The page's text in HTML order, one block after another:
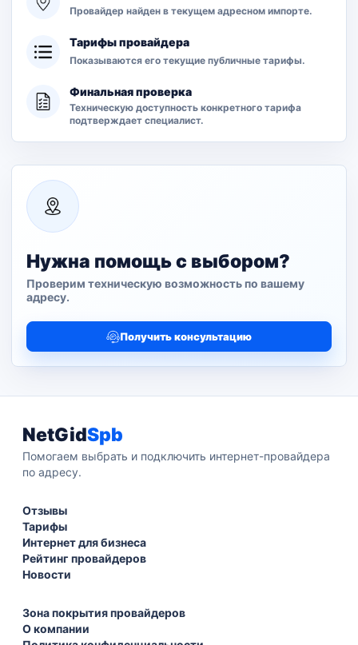
Провайдер найден в текущем адресном импорте.
Тарифы провайдера
Показываются его текущие публичные тарифы.
Финальная проверка
Техническую доступность конкретного тарифа
подтверждает специалист.
Нужна помощь с выбором?
Проверим техническую возможность по вашему
адресу.
Получить консультацию
NetGidSpb
Помогаем выбрать и подключить интернет-провайдера
по адресу.
Отзывы
Тарифы
Интернет для бизнеса
Рейтинг провайдеров
Новости
Зона покрытия провайдеров
О компании